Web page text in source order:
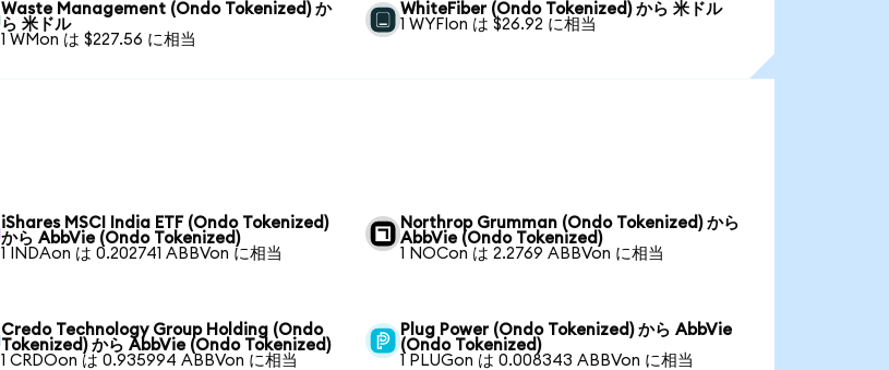
Waste Management (Ondo Tokenized) か
ら 米ドル
1 WMon は $227.56 に相当
WhiteFiber (Ondo Tokenized) から 米ドル
1 WYFIon は $26.92 に相当
iShares MSCI India ETF (Ondo Tokenized)
から AbbVie (Ondo Tokenized)
1 INDAon は 0.202741 ABBVon に相当
Northrop Grumman (Ondo Tokenized) から
AbbVie (Ondo Tokenized)
1 NOCon は 2.2769 ABBVon に相当
Credo Technology Group Holding (Ondo
Tokenized) から AbbVie (Ondo Tokenized)
1 CRDOon は 0.935994 ABBVon に相当
Plug Power (Ondo Tokenized) から AbbVie
(Ondo Tokenized)
1 PLUGon は 0.008343 ABBVon に相当